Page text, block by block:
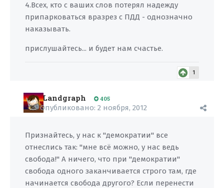
4.Всех, кто с ваших слов потерял надежду
припарковаться вразрез с ПДД - однозначно
наказывать.
прислушайтесь... и будет нам счастье.
1
Landgraph 405
Опубликовано: 2 ноября, 2012
Признайтесь, у нас к "демократии" все
отнеслись так: "мне всё можно, у нас ведь
свобода!" А ничего, что при "демократии"
свобода одного заканчивается строго там, где
начинается свобода другого? Если перенести